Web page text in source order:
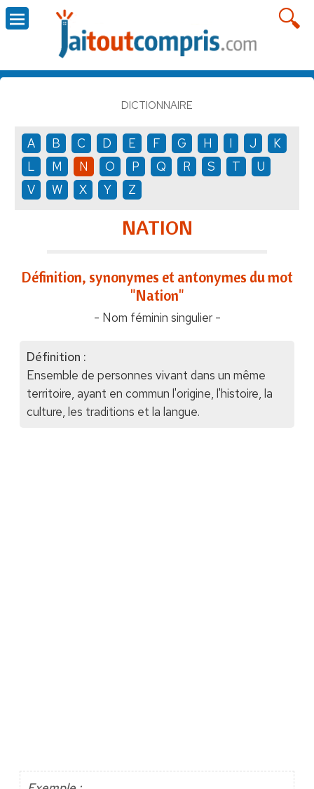
DICTIONNAIRE
A B C D E F G H I J
K
L
M N O P Q R S T
U
V
W X Y Z
NATION
Définition, synonymes et antonymes du mot
"Nation"
- Nom féminin singulier -
Définition :
Ensemble de personnes vivant dans un même
territoire, ayant en commun l'origine, l'histoire, la
culture, les traditions et la langue.